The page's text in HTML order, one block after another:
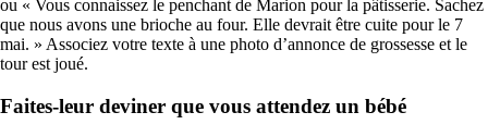
ou « Vous connaissez le penchant de Marion pour la pâtisserie. Sachez
que nous avons une brioche au four. Elle devrait être cuite pour le 7
mai. » Associez votre texte à une photo d’annonce de grossesse et le
tour est joué.
Faites-leur deviner que vous attendez un bébé